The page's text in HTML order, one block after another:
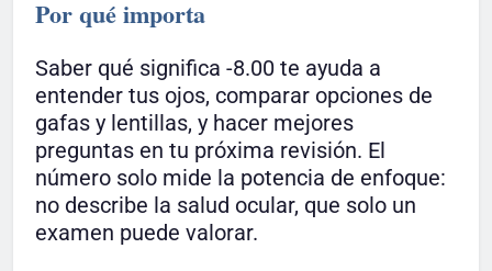
Por qué importa
Saber qué significa -8.00 te ayuda a
entender tus ojos, comparar opciones de
gafas y lentillas, y hacer mejores
preguntas en tu próxima revisión. El
número solo mide la potencia de enfoque:
no describe la salud ocular, que solo un
examen puede valorar.